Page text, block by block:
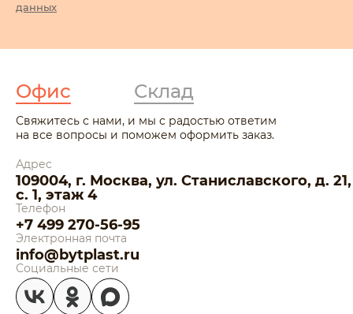
данных
Офис Склад
Свяжитесь с нами, и мы с радостью ответим
на все вопросы и поможем оформить заказ.
Адрес
109004, г. Москва, ул. Станиславского, д. 21,
с. 1, этаж 4
Телефон
+7 499 270-56-95
Электронная почта
info@bytplast.ru
Социальные сети